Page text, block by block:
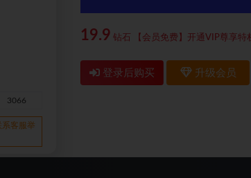
3066
客服举
19.9 钻石 【会员免费】开通VIP尊享特
登录后购买 升级会员